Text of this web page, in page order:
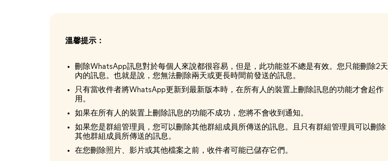
溫馨提示：
刪除WhatsApp訊息對於每個人來說都很容易，但是，此功能並不總是有效。您只能刪除2天
內的訊息。也就是說，您無法刪除兩天或更長時間前發送的訊息。
只有當收件者將WhatsApp更新到最新版本時，在所有人的裝置上刪除訊息的功能才會起作
用。
如果在所有人的裝置上刪除訊息的功能不成功，您將不會收到通知。
如果您是群組管理員，您可以刪除其他群組成員所傳送的訊息。且只有群組管理員可以刪除
其他群組成員所傳送的訊息。
在您刪除照片、影片或其他檔案之前，收件者可能已儲存它們。